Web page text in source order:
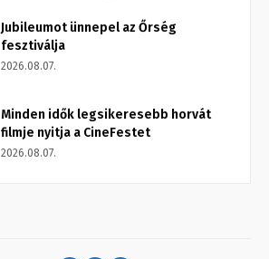
Jubileumot ünnepel az Őrség
fesztiválja
2026.08.07.
Minden idők legsikeresebb horvát
filmje nyitja a CineFestet
2026.08.07.